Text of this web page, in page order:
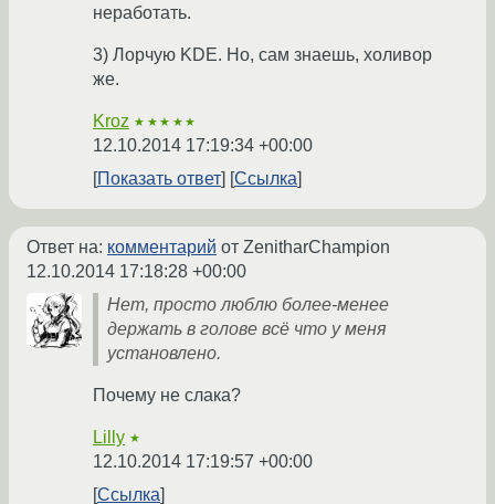
неработать.
3) Лорчую KDE. Но, сам знаешь, холивор
же.
Kroz ★★★★★
12.10.2014 17:19:34 +00:00
Показать ответ
Ссылка
Ответ на: комментарий от ZenitharChampion
12.10.2014 17:18:28 +00:00
Нет, просто люблю более-менее
держать в голове всё что у меня
установлено.
Почему не слака?
Lilly ★
12.10.2014 17:19:57 +00:00
Ссылка